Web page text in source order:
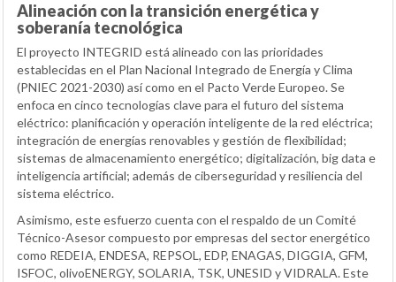
Alineación con la transición energética y
soberanía tecnológica
El proyecto INTEGRID está alineado con las prioridades
establecidas en el Plan Nacional Integrado de Energía y Clima
(PNIEC 2021-2030) así como en el Pacto Verde Europeo. Se
enfoca en cinco tecnologías clave para el futuro del sistema
eléctrico: planificación y operación inteligente de la red eléctrica;
integración de energías renovables y gestión de flexibilidad;
sistemas de almacenamiento energético; digitalización, big data e
inteligencia artificial; además de ciberseguridad y resiliencia del
sistema eléctrico.
Asimismo, este esfuerzo cuenta con el respaldo de un Comité
Técnico-Asesor compuesto por empresas del sector energético
como REDEIA, ENDESA, REPSOL, EDP, ENAGAS, DIGGIA, GFM,
ISFOC, olivoENERGY, SOLARIA, TSK, UNESID y VIDRALA. Este